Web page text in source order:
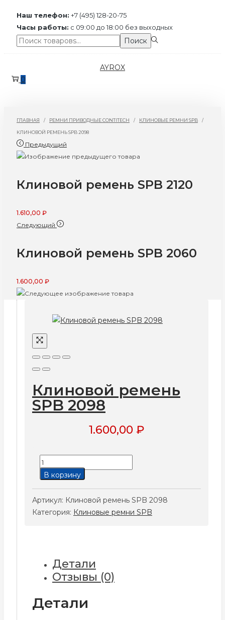
Наш телефон: +7 (495) 128-20-75
Часы работы: с 09:00 до 18:00 без выходных
Поиск:>
Поиск
к
к
AYROX
0
ГЛАВНАЯ / РЕМНИ ПРИВОДНЫЕ CONTITECH / КЛИНОВЫЕ РЕМНИ SPB /
КЛИНОВОЙ РЕМЕНЬ SPB 2098
Предыдущий
Клиновой ремень SPB 2120
1.610,00 ₽
Следующий
Клиновой ремень SPB 2060
1.600,00 ₽
Клиновой ремень
SPB 2098
1.600,00 ₽
Количество
товара
ремень
SPB
В корзину
Артикул: Клиновой ремень SPB 2098
Категория: Клиновые ремни SPB
Детали
Отзывы (0)
Детали